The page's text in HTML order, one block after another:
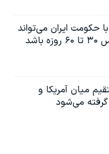
حکومت ایران می‌تواند
میان آمریکا و
گرفته می‌شود